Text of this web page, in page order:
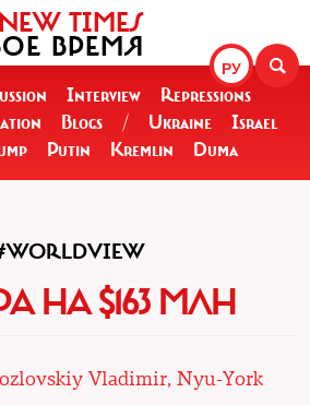
РУ
TIMES
ВРЕМЯ
Interview
Repressions
Blogs / Ukraine
Israel
Putin Kremlin Duma
НА $163 МЛН
Vladimir, Nyu-York